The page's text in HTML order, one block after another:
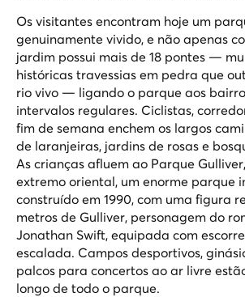
Os visitantes encontram hoje um
genuinamente vivido, e não apenas
jardim possui mais de 18 pontes —
históricas travessias em pedra que
rio vivo — ligando o parque aos
intervalos regulares. Ciclistas,
fim de semana enchem os largos
de laranjeiras, jardins de rosas e
As crianças afluem ao Parque
extremo oriental, um enorme parque
construído em 1990, com uma figura
metros de Gulliver, personagem do
Jonathan Swift, equipada com
escalada. Campos desportivos,
palcos para concertos ao ar livre
longo de todo o parque.